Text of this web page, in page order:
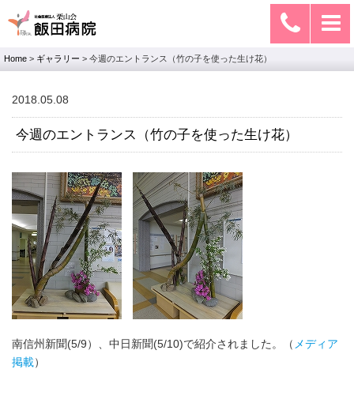
Home > ギャラリー > 今週のエントランス（竹の子を使った生け花）
2018.05.08
今週のエントランス（竹の子を使った生け花）
南信州新聞(5/9）、中日新聞(5/10)で紹介されました。（ メディア
掲載）